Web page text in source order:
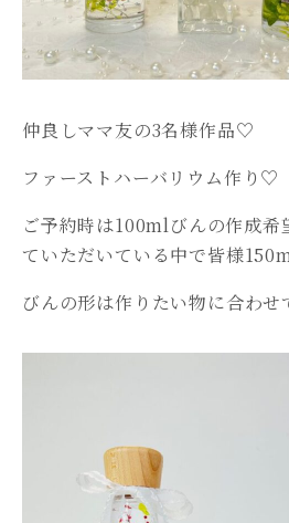
仲良しママ友の3名様作品♡
ファーストハーバリウム作り♡
ご予約時は100mlびんの作成
ていただいている中で皆様
びんの形は作りたい物に合わせ